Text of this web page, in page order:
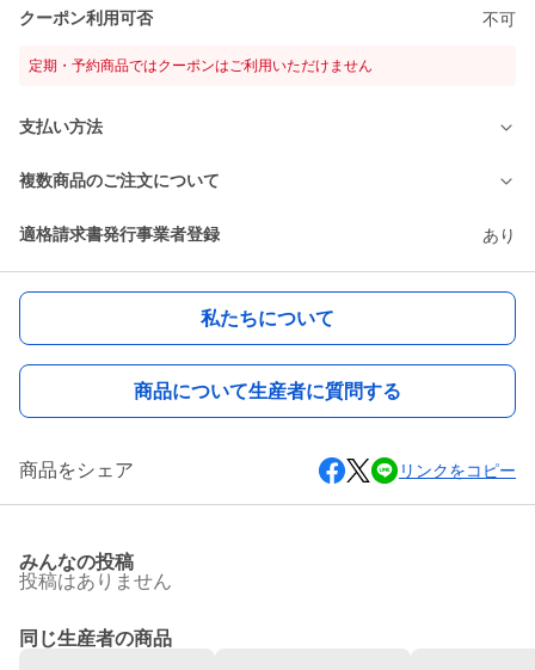
クーポン利用可否 不可
定期・予約商品ではクーポンはご利用いただけません
支払い方法
複数商品のご注文について
適格請求書発行事業者登録 あり
私たちについて
商品について生産者に質問する
商品をシェア リンクをコピー
みんなの投稿
投稿はありません
同じ生産者の商品